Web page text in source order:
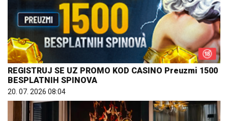
REGISTRUJ SE UZ PROMO KOD CASINO Preuzmi 1500
BESPLATNIH SPINOVA
20. 07. 2026 08:04